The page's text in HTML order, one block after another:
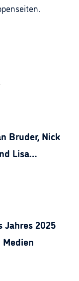
Bruder, Nick
Lisa
Jahres 2025